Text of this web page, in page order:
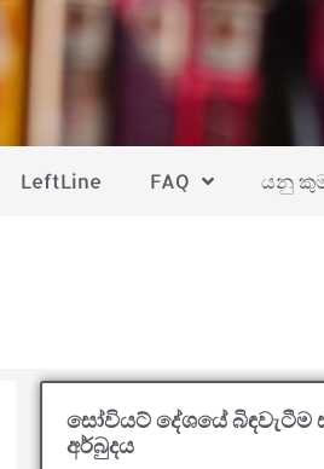
LeftLine FAQ යනු
සෝවියට් දේශයේ
අර්බුදය